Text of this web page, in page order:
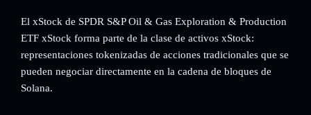
El xStock de SPDR S&P Oil & Gas Exploration & Production
ETF xStock forma parte de la clase de activos xStock:
representaciones tokenizadas de acciones tradicionales que se
pueden negociar directamente en la cadena de bloques de
Solana.